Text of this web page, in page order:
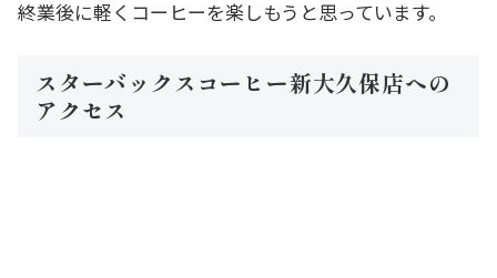
終業後に軽くコーヒーを楽しもうと思っています。
スターバックスコーヒー新大久保店への
アクセス